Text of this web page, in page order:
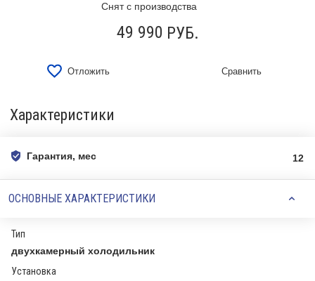
Снят с производства
49 990 РУБ.
Отложить Сравнить
Характеристики
Гарантия, мес 12
ОСНОВНЫЕ ХАРАКТЕРИСТИКИ
Тип
двухкамерный холодильник
Установка